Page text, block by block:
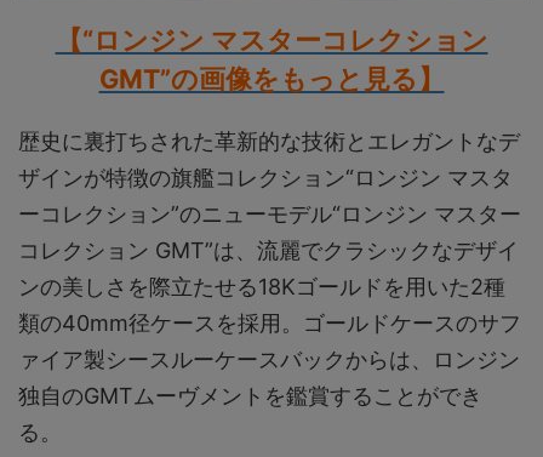
【“ロンジン マスターコレクション
GMT”の画像をもっと見る】
歴史に裏打ちされた革新的な技術とエレガントなデ
ザインが特徴の旗艦コレクション“ロンジン マスタ
ーコレクション”のニューモデル“ロンジン マスター
コレクション GMT”は、流麗でクラシックなデザイ
ンの美しさを際立たせる18Kゴールドを用いた2種
類の40mm径ケースを採用。ゴールドケースのサフ
ァイア製シースルーケースバックからは、ロンジン
独自のGMTムーヴメントを鑑賞することができ
る。